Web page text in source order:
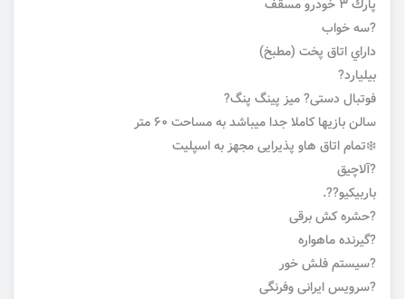
پارك 3 خودرو مسقف
?سه خواب
داراي اتاق پخت (مطبخ)
بیلیارد?
فوتبال دستی? میز پینگ پنگ?
سالن بازیها کاملا جدا میباشد به مساحت ٦٠ متر
❄️تمام اتاق هاو پذیرایی مجهز به اسپليت
?آلاچیق
باربیکیو??.
?حشره کش برقی
?گیرنده ماهواره
?سیستم فلش خور
?سرویس ایرانی وفرنگی